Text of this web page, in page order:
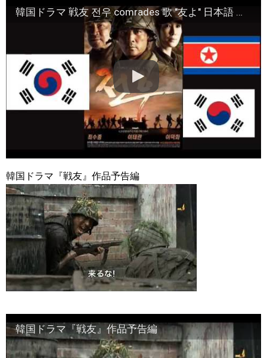
yoon kyun sang
HSF(126)-윤균상 서울숲 벤치 (YUN Kyunsang)(4)September::
Healing in Seoul Forest (서울숲)
yoon kyun sang
ユン・ギュンサン主演「潜入弁護人」第1回特別公開！
ハン・ヘジン 한혜진 – (선공개) 강남 3대 얼짱 출신 &#39;한혜진
언니&#39; (ft. 도여니의 학창시절) | 편 먹고 갈래요? 밥블레스유 2
bobblessyou2 EP.18
ソン・ヘギョ – ソンヘギョ キスまとめ
ハン・ヘジン 한혜진 – Still We (여전히 우리는)
九尾狐外伝 第２話 キム・ジウ チョ・ヒョンジェ
九尾狐外伝 メイキング03 ハン・イェスル
「ライフ・ オン・ マーズ」2019年11月2日TSUTAYAにて先行
レンタル開始！
(ENG SUB) Behind The Scene Hyun Bin 현빈❤️ 손예진 Son Ye
Jin-Crash Landing On You/ヒョンビン❤️ソンイェジン / エンジョイ❕
ユン・ギュンサン、番組にも登場した愛猫が急死…イ・ソンギ
ョンら同僚芸能人から慰めの言葉が続々 – Taka News
キム・レウォンの影絵遊び！？「黒騎士～永遠の約束～」メイ
キングを一部公開（DVD-SET2特典映像より）
「まず熱く掃除せよ」女優キム・ユジョン、「健康がとても回
復…痩せたのはソン・ジェリムのせい!? 」 (11/26)
いでしょ？” Big News TV
キム・ユジョン、新ドラマ「まず熱く掃除せよ」に出演確
定…“台本を見た瞬間惹かれた” 20180123
幻の王女チャミョンゴ エンディング
韓国ドラマ 戦友 전우 comrades 歌 "友よ" 日本語 歌詞
韓国ドラマ『戦友』作品予告編
韓国ドラマ『戦友』作品予告編